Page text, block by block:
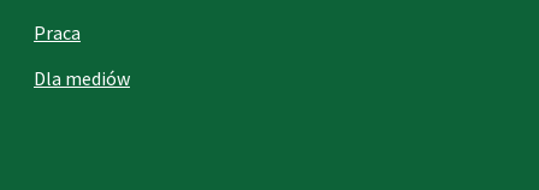
Praca
Dla mediów